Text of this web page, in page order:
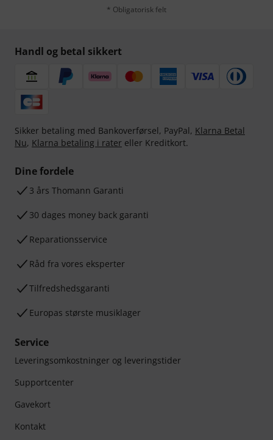
* Obligatorisk felt
Handl og betal sikkert
Sikker betaling med Bankoverførsel, PayPal, Klarna Betal
Nu, Klarna betaling i rater eller Kreditkort.
Dine fordele
3 års Thomann Garanti
30 dages money back garanti
Reparationsservice
Råd fra vores eksperter
Tilfredshedsgaranti
Europas største musiklager
Service
Leveringsomkostninger og leveringstider
Supportcenter
Gavekort
Kontakt